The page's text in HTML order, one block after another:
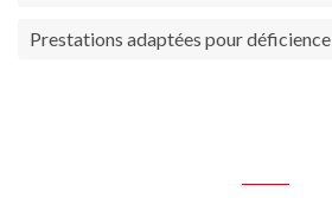
Prestations adaptées pour